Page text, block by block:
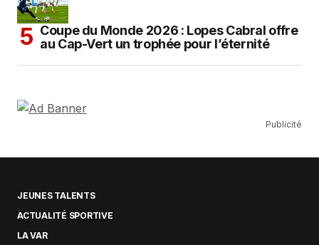
Coupe du Monde 2026 : Lopes Cabral offre
au Cap-Vert un trophée pour l’éternité
Publicité
JEUNES TALENTS
ACTUALITÉ SPORTIVE
LA VAR